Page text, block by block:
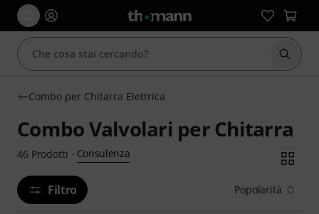
Combo per Chitarra Elettrica
Combo Valvolari per Chitarra
46 Prodotti · Consulenza
Filtro Popolarità